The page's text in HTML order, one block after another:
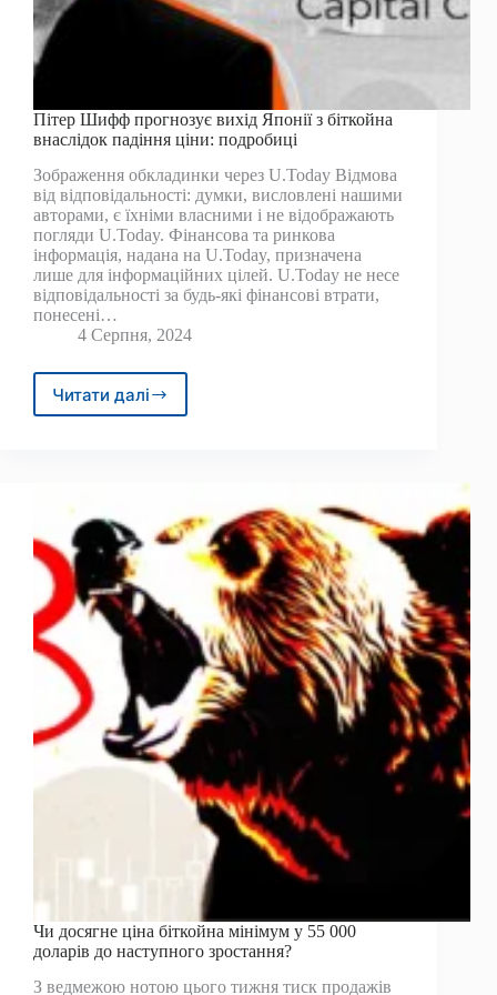
Пітер Шифф прогнозує вихід Японії з біткойна
внаслідок падіння ціни: подробиці
Зображення обкладинки через U.Today Відмова
від відповідальності: думки, висловлені нашими
авторами, є їхніми власними і не відображають
погляди U.Today. Фінансова та ринкова
інформація, надана на U.Today, призначена
лише для інформаційних цілей. U.Today не несе
відповідальності за будь-які фінансові втрати,
понесені…
4 Серпня, 2024
Читати далі
Пітер
біткойна
внаслідок
падіння
ціни:
подробиці
Чи досягне ціна біткойна мінімум у 55 000
доларів до наступного зростання?
З ведмежою нотою цього тижня тиск продажів